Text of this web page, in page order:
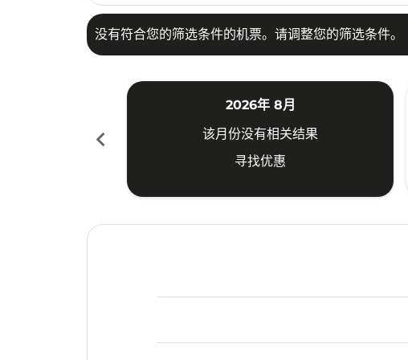
没有符合您的筛选条件的机票。请调整您的筛选条件。
chevron_left
2026年 8月
该月份没有相关结果
寻找优惠